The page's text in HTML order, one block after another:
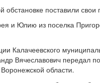
обстановке поставили
и Юлию из поселка
Калачеевского
Вячеславович передал
области.